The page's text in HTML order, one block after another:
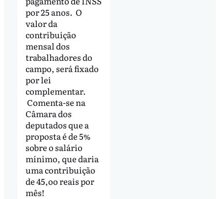
por 25 anos. O
valor da
contribuição
mensal dos
trabalhadores do
campo, será fixado
por lei
complementar.
Comenta-se na
Câmara dos
deputados que a
proposta é de 5%
sobre o salário
mínimo, que daria
uma contribuição
de 45,oo reais por
mês!